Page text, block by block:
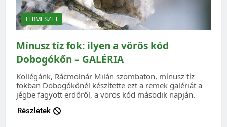
TERMÉSZET
Mínusz tíz fok: ilyen a vörös kód
Dobogókőn – GALÉRIA
Kollégánk, Rácmolnár Milán szombaton, mínusz tíz
fokban Dobogókőnél készítette ezt a remek galériát a
jégbe fagyott erdőről, a vörös kód második napján.
Részletek